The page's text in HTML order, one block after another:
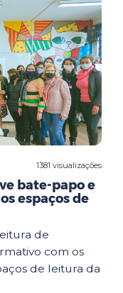
1381 visualizações
bate-papo e
espaços de
de
com os
de leitura da